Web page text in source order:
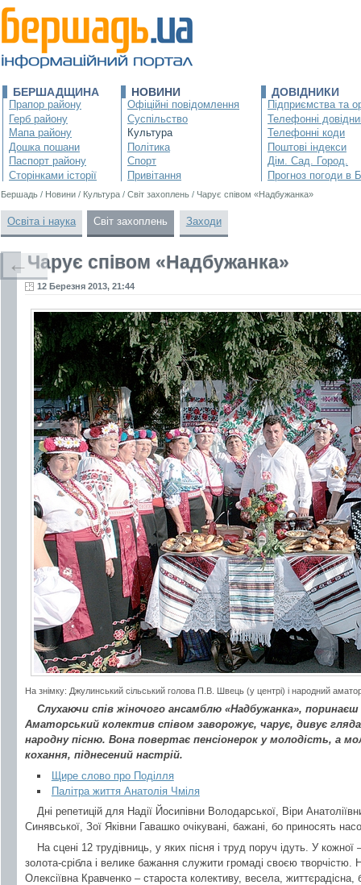
БЕРШАДЩИНА
Прапор району
Герб району
Мапа району
Дошка пошани
Паспорт району
Сторінками історії
НОВИНИ
Офіційні повідомлення
Суспільство
Культура
Політика
Спорт
Привітання
ДОВІДНИКИ
Підприємства та
Телефонні
Телефонні коди
Поштові індекси
Дім. Сад. Город.
Прогноз погоди в
Бершадь / Новини / Культура / Світ захоплень / Чарує співом «Надбужанка»
Освіта і наука Світ захоплень Заходи
Чарує співом «Надбужанка»
12 Березня 2013, 21:44
На знімку: Джулинський сільський голова П.В. Швець (у центрі) і народний
Слухаючи спів жіночого ансамблю «Надбужанка»,
Аматорський колектив співом заворожує, чарує, дивує
народну пісню. Вона повертає пенсіонерок у молодість, а
кохання, піднесений настрій.
Щире слово про Поділля
Палітра життя Анатолія Чміля
Дні репетицій для Надії Йосипівни Володарської, Віри
Синявської, Зої Яківни Гавашко очікувані, бажані, бо приносять
На сцені 12 трудівниць, у яких пісня і труд поруч ідуть. У
золота-срібла і велике бажання служити громаді своєю
Олексіївна Кравченко – староста колективу, весела, життєрадісна,
←